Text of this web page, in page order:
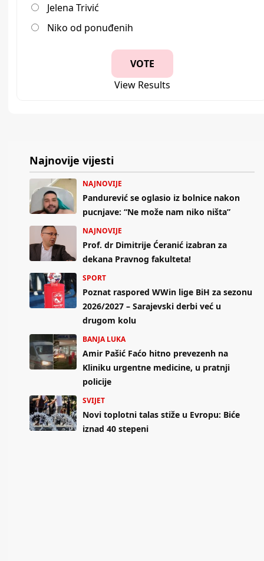
Jelena Trivić
Niko od ponuđenih
View Results
Najnovije vijesti
NAJNOVIJE
Pandurević se oglasio iz bolnice nakon
pucnjave: “Ne može nam niko ništa”
NAJNOVIJE
Prof. dr Dimitrije Ćeranić izabran za
dekana Pravnog fakulteta!
SPORT
Poznat raspored WWin lige BiH za sezonu
2026/2027 – Sarajevski derbi već u
drugom kolu
BANJA LUKA
Amir Pašić Faćo hitno prevezenh na
Kliniku urgentne medicine, u pratnji
policije
SVIJET
Novi toplotni talas stiže u Evropu: Biće
iznad 40 stepeni